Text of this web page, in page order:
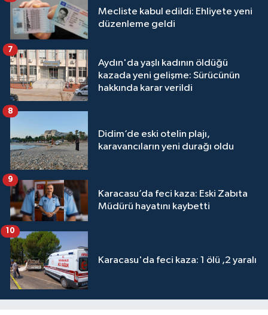
Mecliste kabul edildi: Ehliyete yeni
düzenleme geldi
Aydın'da yaşlı kadının öldüğü
kazada yeni gelişme: Sürücünün
hakkında karar verildi
7
Didim’de eski otelin plajı,
karavancıların yeni durağı oldu
8
Karacasu’da feci kaza: Eski Zabıta
Müdürü hayatını kaybetti
9
Karacasu'da feci kaza: 1 ölü ,2 yaralı
10